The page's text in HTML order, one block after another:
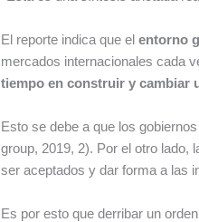
El reporte indica que el entorno
mercados internacionales cada
tiempo en construir y cambiar
Esto se debe a que los
group, 2019, 2). Por el otro lado,
ser aceptados y dar forma a las
Es por esto que derribar un